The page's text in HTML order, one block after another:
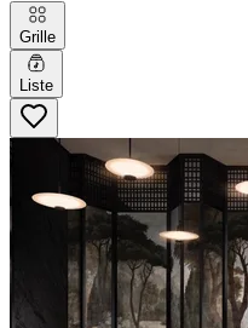
Grille
Liste